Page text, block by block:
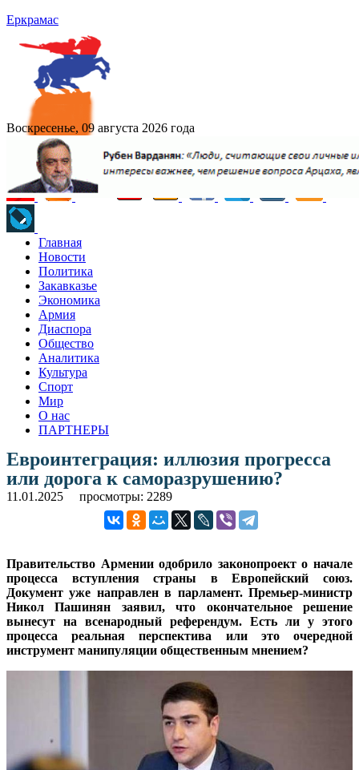
Еркрамас
Воскресенье, 09 августа 2026 года
Главная
Новости
Политика
Закавказье
Экономика
Армия
Диаспора
Общество
Аналитика
Культура
Спорт
Мир
О нас
ПАРТНЕРЫ
Евроинтеграция: иллюзия прогресса
или дорога к саморазрушению?
11.01.2025 просмотры: 2289
Правительство Армении одобрило законопроект о начале
процесса вступления страны в Европейский союз.
Документ уже направлен в парламент. Премьер-министр
Никол Пашинян заявил, что окончательное решение
вынесут на всенародный референдум. Есть ли у этого
процесса реальная перспектива или это очередной
инструмент манипуляции общественным мнением?